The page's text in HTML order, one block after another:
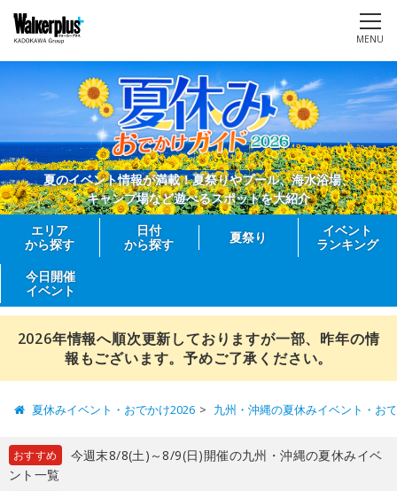
MENU
夏のイベント情報が満載！夏祭りやプール、海水浴場、
キャンプ場など遊べるスポットを大紹介
エリア
から探す
日付
から探す
夏祭り
イベント
ランキング
今日開催
イベント
2026年情報へ順次更新しておりますが一部、昨年の情
報もございます。予めご了承ください。
夏休みイベント・おでかけ2026 九州・沖縄の夏休みイベント・お
おすすめ
今週末8/8(土)～8/9(日)開催の九州・沖縄の夏休みイベ
ント一覧